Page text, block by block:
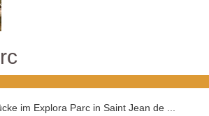
im Explora Parc in Saint Jean de ...